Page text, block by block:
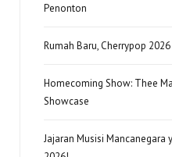
Penonton
Rumah Baru, Cherrypop
Homecoming Show: Thee
Showcase
Jajaran Musisi Mancanegara